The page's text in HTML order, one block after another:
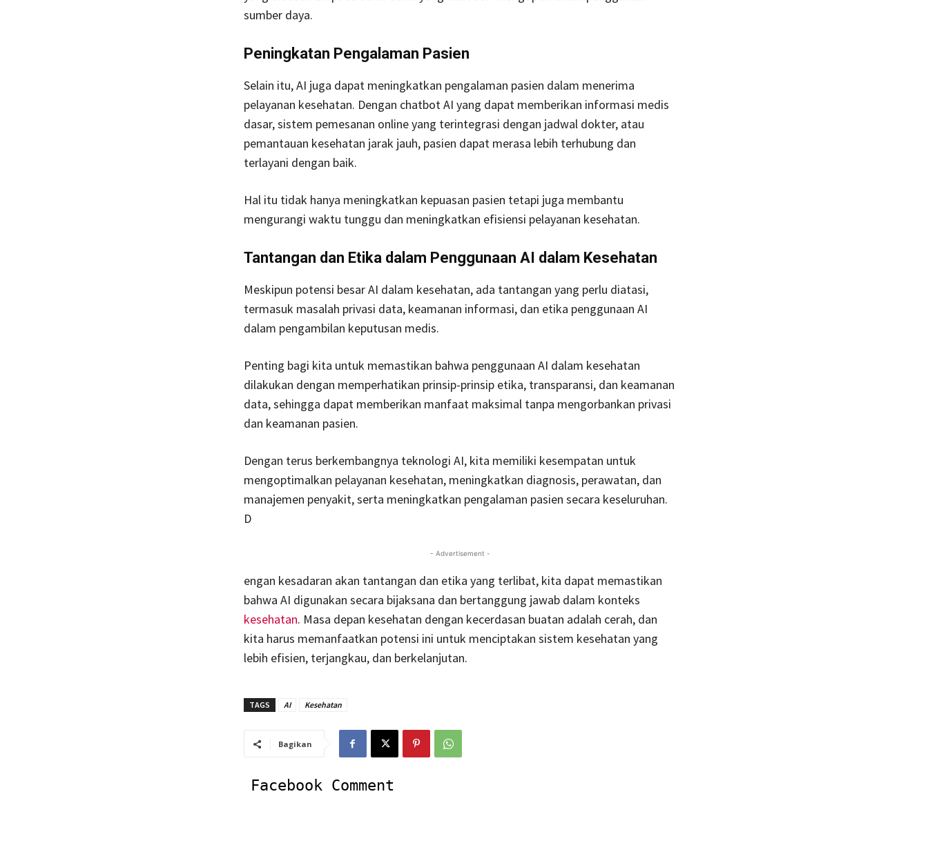
sumber daya.
Peningkatan Pengalaman Pasien
Selain itu, AI juga dapat meningkatkan pengalaman pasien dalam menerima
pelayanan kesehatan. Dengan chatbot AI yang dapat memberikan informasi medis
dasar, sistem pemesanan online yang terintegrasi dengan jadwal dokter, atau
pemantauan kesehatan jarak jauh, pasien dapat merasa lebih terhubung dan
terlayani dengan baik.
Hal itu tidak hanya meningkatkan kepuasan pasien tetapi juga membantu
mengurangi waktu tunggu dan meningkatkan efisiensi pelayanan kesehatan.
Tantangan dan Etika dalam Penggunaan AI dalam Kesehatan
Meskipun potensi besar AI dalam kesehatan, ada tantangan yang perlu diatasi,
termasuk masalah privasi data, keamanan informasi, dan etika penggunaan AI
dalam pengambilan keputusan medis.
Penting bagi kita untuk memastikan bahwa penggunaan AI dalam kesehatan
dilakukan dengan memperhatikan prinsip-prinsip etika, transparansi, dan keamanan
data, sehingga dapat memberikan manfaat maksimal tanpa mengorbankan privasi
dan keamanan pasien.
Dengan terus berkembangnya teknologi AI, kita memiliki kesempatan untuk
mengoptimalkan pelayanan kesehatan, meningkatkan diagnosis, perawatan, dan
manajemen penyakit, serta meningkatkan pengalaman pasien secara keseluruhan.
D
- Advertisement -
engan kesadaran akan tantangan dan etika yang terlibat, kita dapat memastikan
bahwa AI digunakan secara bijaksana dan bertanggung jawab dalam konteks
kesehatan. Masa depan kesehatan dengan kecerdasan buatan adalah cerah, dan
kita harus memanfaatkan potensi ini untuk menciptakan sistem kesehatan yang
lebih efisien, terjangkau, dan berkelanjutan.
TAGS AI Kesehatan
Bagikan
Facebook Comment